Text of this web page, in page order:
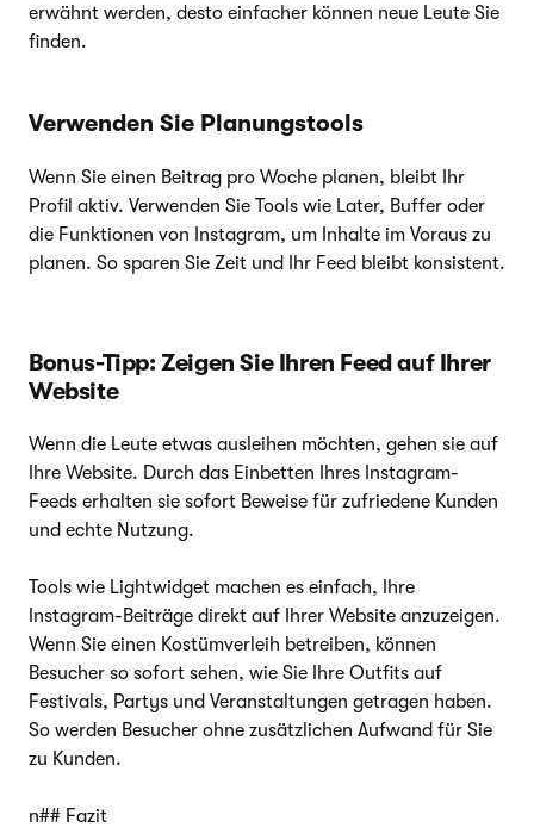
erwähnt werden, desto einfacher können neue Leute Sie
finden.
Verwenden Sie Planungstools
Wenn Sie einen Beitrag pro Woche planen, bleibt Ihr
Profil aktiv. Verwenden Sie Tools wie Later, Buffer oder
die Funktionen von Instagram, um Inhalte im Voraus zu
planen. So sparen Sie Zeit und Ihr Feed bleibt konsistent.
Bonus-Tipp: Zeigen Sie Ihren Feed auf Ihrer
Website
Wenn die Leute etwas ausleihen möchten, gehen sie auf
Ihre Website. Durch das Einbetten Ihres Instagram-
Feeds erhalten sie sofort Beweise für zufriedene Kunden
und echte Nutzung.
Tools wie Lightwidget machen es einfach, Ihre
Instagram-Beiträge direkt auf Ihrer Website anzuzeigen.
Wenn Sie einen Kostümverleih betreiben, können
Besucher so sofort sehen, wie Sie Ihre Outfits auf
Festivals, Partys und Veranstaltungen getragen haben.
So werden Besucher ohne zusätzlichen Aufwand für Sie
zu Kunden.
n## Fazit